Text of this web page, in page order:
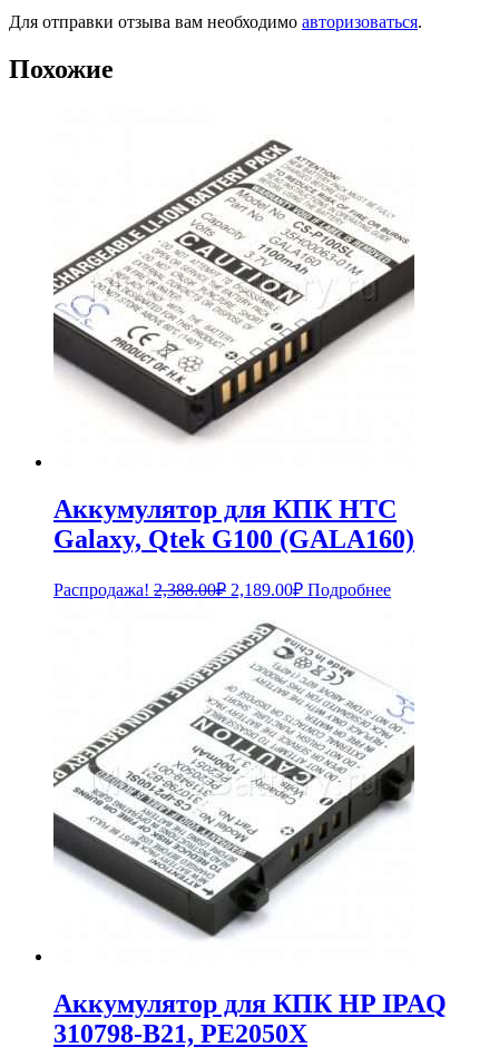
Для отправки отзыва вам необходимо авторизоваться.
Похожие
Аккумулятор для КПК HTC
Galaxy, Qtek G100 (GALA160)
Распродажа! 2,388.00₽ Первоначальная
составляла
2,388.00₽.
2,189.00₽Текущая
цена:
Подробнее
Аккумулятор для КПК HP IPAQ
310798-B21, PE2050X